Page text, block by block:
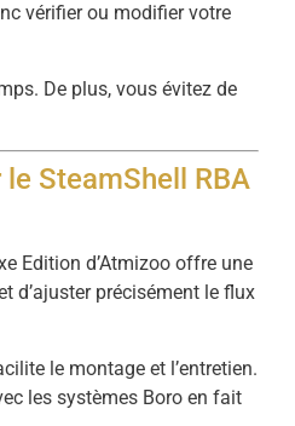
vérifier ou modifier votre
De plus, vous évitez de
SteamShell RBA
Edition d’Atmizoo offre une
d’ajuster précisément le flux
le montage et l’entretien.
les systèmes Boro en fait